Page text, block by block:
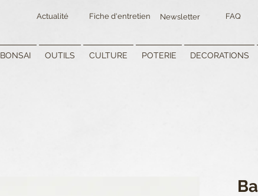
Actualité Fiche d'entretien Newsletter FAQ
BONSAI OUTILS CULTURE POTERIE DECORATIONS